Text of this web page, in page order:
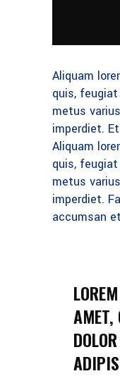
Aliquam
quis,
metus
imperdiet.
Aliquam
quis,
metus
imperdiet.
accumsan
AMET,